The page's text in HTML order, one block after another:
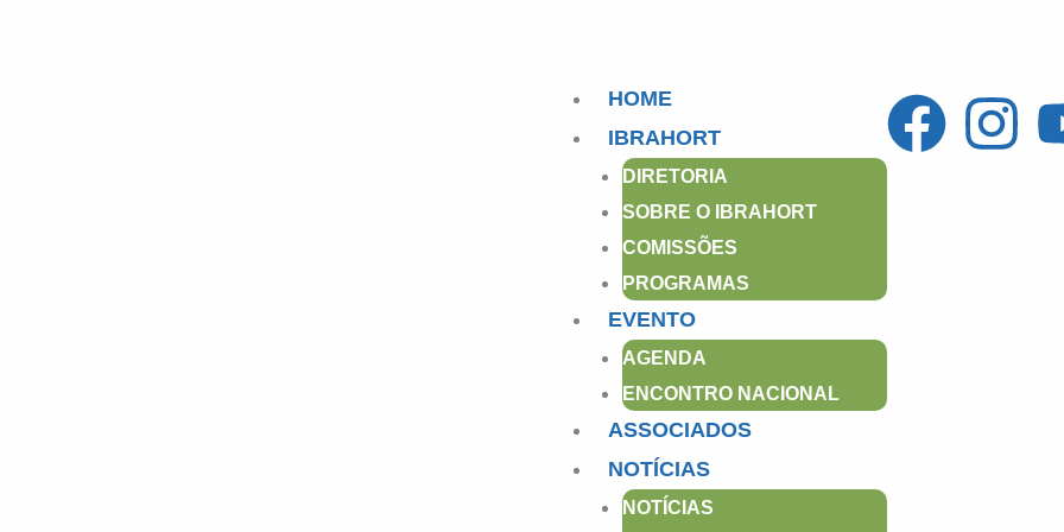
HOME
IBRAHORT
DIRETORIA
SOBRE O IBRAHORT
COMISSÕES
PROGRAMAS
EVENTO
AGENDA
ENCONTRO NACIONAL
ASSOCIADOS
NOTÍCIAS
NOTÍCIAS
F
a
I
n